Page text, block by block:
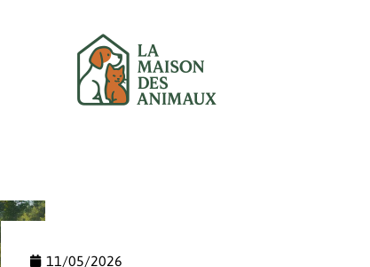
11/05/2026